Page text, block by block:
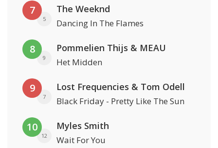
7
5
The Weeknd
Dancing In The Flames
8
9
Pommelien Thijs & MEAU
Het Midden
9
7
Lost Frequencies & Tom Odell
Black Friday - Pretty Like The Sun
10
12
Myles Smith
Wait For You